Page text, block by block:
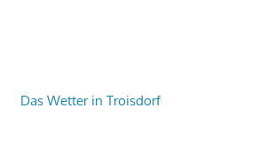
Das Wetter in Troisdorf